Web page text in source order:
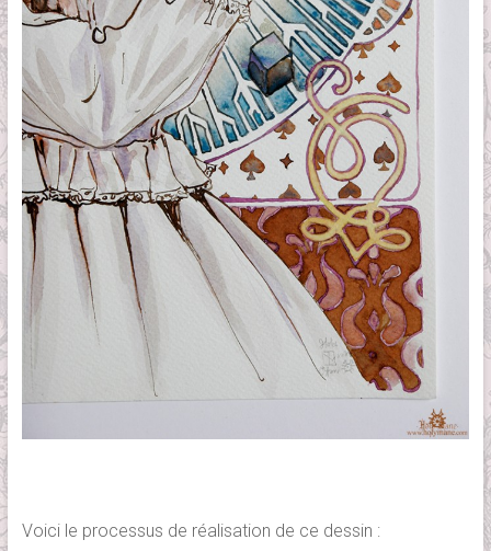
Voici le processus de réalisation de ce dessin :